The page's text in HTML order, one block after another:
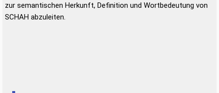
zur semantischen Herkunft, Definition und Wortbedeutung von
SCHAH abzuleiten.